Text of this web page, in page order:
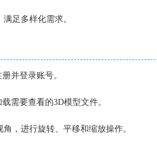
足多样化需求。
并登录账号。
需要查看的3D模型文件。
，进行旋转、平移和缩放操作。